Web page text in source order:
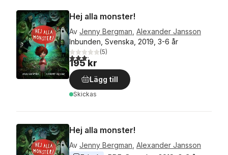
Hej alla monster!
Av Jenny Bergman Alexander Jansson
Inbunden, Svenska, 2019, 3-6 år
3,2utav 5 stjärnor. Totalt antal röster:
(5)
195 kr
Lägg till
Skickas
Hej alla monster!
Av Jenny Bergman Alexander Jansson